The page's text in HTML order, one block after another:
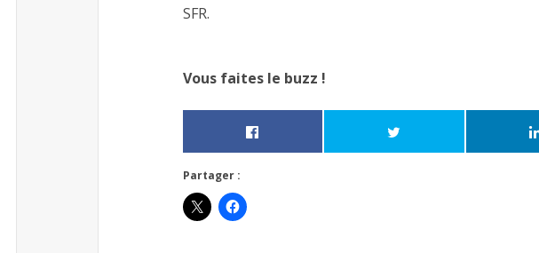
SFR.
Vous faites le buzz !
Partager :